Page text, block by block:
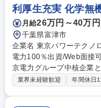
レーション技術の活用◆転
利厚生充実 化学無
月給26万円～40万円
千葉県富津市
企業名 東京パワーテクノロジー株式会社 求人
電力100％出資/Web面接可/福利厚生充実 仕事
京電力グループ中核企業
したエンジニアリングサ
業界未経験歓迎 年間休日